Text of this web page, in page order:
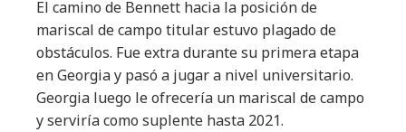
El camino de Bennett hacia la posición de
mariscal de campo titular estuvo plagado de
obstáculos. Fue extra durante su primera etapa
en Georgia y pasó a jugar a nivel universitario.
Georgia luego le ofrecería un mariscal de campo
y serviría como suplente hasta 2021.